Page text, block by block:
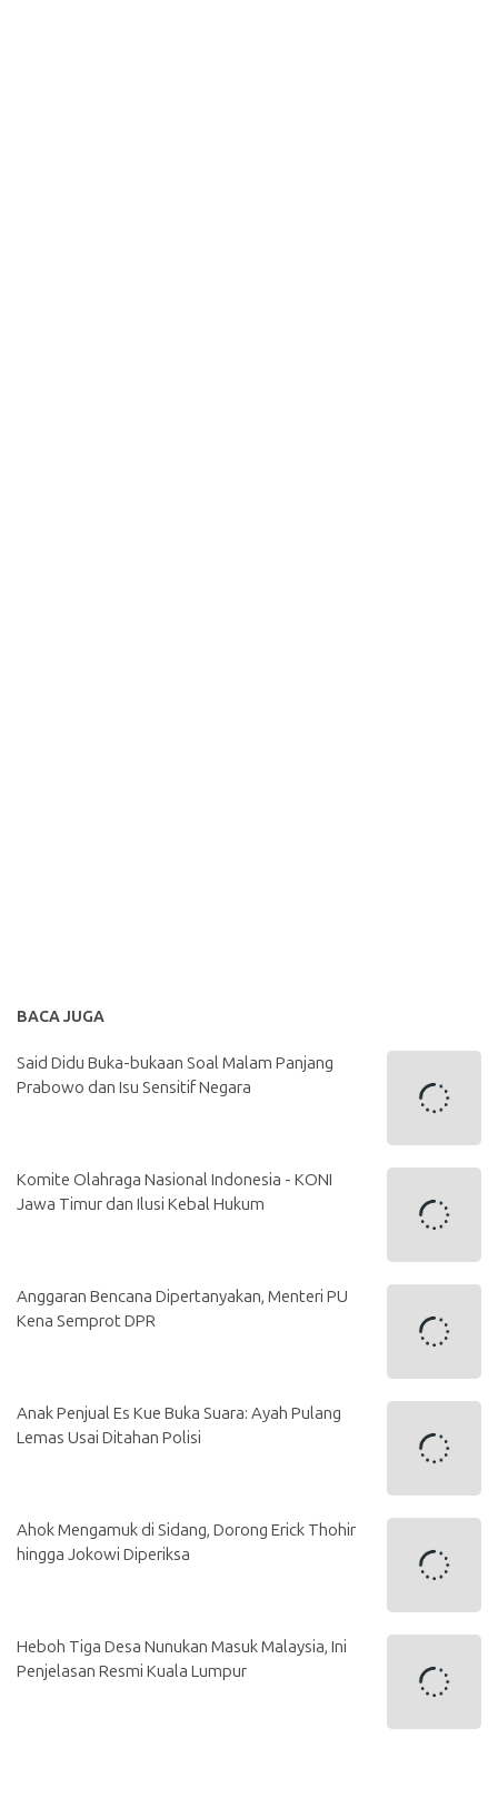
BACA JUGA
Said Didu Buka-bukaan Soal Malam Panjang
Prabowo dan Isu Sensitif Negara
Komite Olahraga Nasional Indonesia - KONI
Jawa Timur dan Ilusi Kebal Hukum
Anggaran Bencana Dipertanyakan, Menteri PU
Kena Semprot DPR
Anak Penjual Es Kue Buka Suara: Ayah Pulang
Lemas Usai Ditahan Polisi
Ahok Mengamuk di Sidang, Dorong Erick Thohir
hingga Jokowi Diperiksa
Heboh Tiga Desa Nunukan Masuk Malaysia, Ini
Penjelasan Resmi Kuala Lumpur